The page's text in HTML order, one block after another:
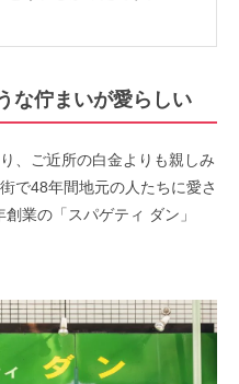
な佇まいが愛らしい
、ご近所の白金よりも親しみ
で48年間地元の人たちに愛さ
業の「スパゲティ ダン」